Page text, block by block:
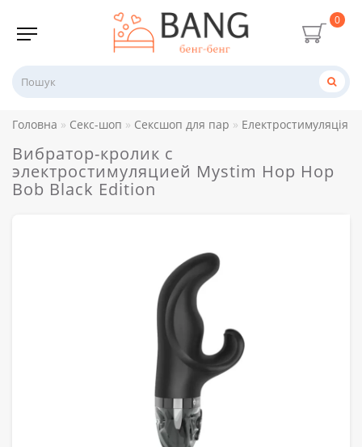
0
Головна Секс-шоп Сексшоп для пар Електростимуляція
Вибратор-кролик с
электростимуляцией Mystim Hop Hop
Bob Black Edition